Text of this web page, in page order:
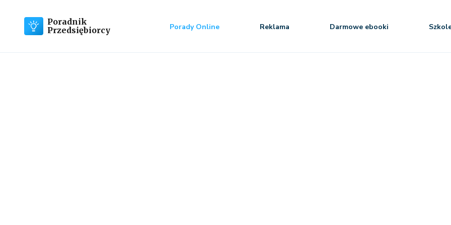
Poradnik
Przedsiębiorcy
Porady Online Reklama Darmowe ebooki